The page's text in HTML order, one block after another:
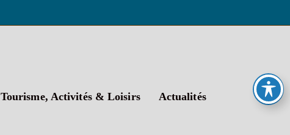
Tourisme, Activités & Loisirs Actualités